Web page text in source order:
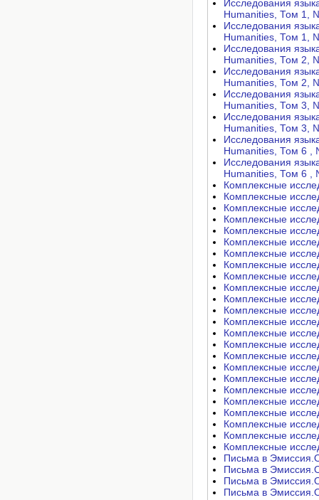
Исследования
Humanities, Том 1,
Исследования
Humanities, Том 1,
Исследования
Humanities, Том 2,
Исследования
Humanities, Том 2,
Исследования
Humanities, Том 3,
Исследования
Humanities, Том 3,
Исследования
Humanities, Том 6 ,
Исследования
Humanities, Том 6 ,
Комплексные
Комплексные
Комплексные
Комплексные
Комплексные
Комплексные
Комплексные
Комплексные
Комплексные
Комплексные
Комплексные
Комплексные
Комплексные
Комплексные
Комплексные
Комплексные
Комплексные
Комплексные
Комплексные
Комплексные
Комплексные
Комплексные
Комплексные
Комплексные
Письма в
Письма в
Письма в
Письма в